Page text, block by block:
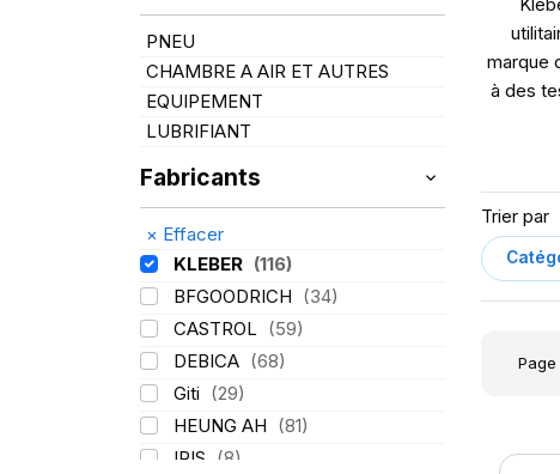
PNEU
CHAMBRE A AIR ET AUTRES
EQUIPEMENT
LUBRIFIANT
Fabricants
× Effacer
KLEBER (116)
BFGOODRICH (34)
CASTROL (59)
DEBICA (68)
Giti (29)
HEUNG AH (81)
IRIS (8)
marque
à des
Trier par
Page